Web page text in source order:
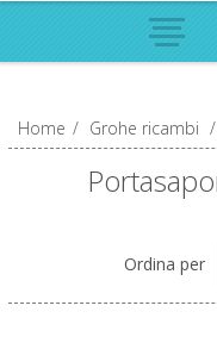
Home / Grohe ricambi /
Ordina per